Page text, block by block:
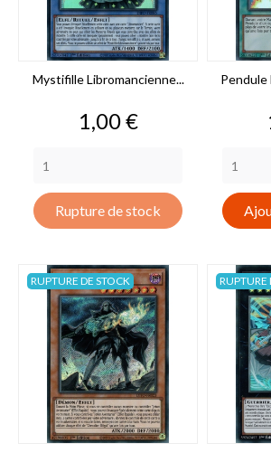
Mystifille Libromancienne...
Prix
1,00 €
Rupture de stock
Pendule
RUPTURE DE STOCK RUPTURE